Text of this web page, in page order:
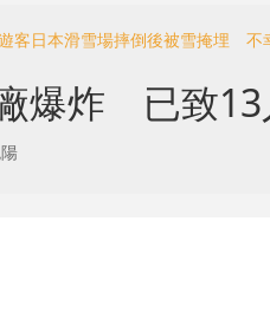
客日本滑雪場摔倒後被雪掩埋 不
爆炸 已致13